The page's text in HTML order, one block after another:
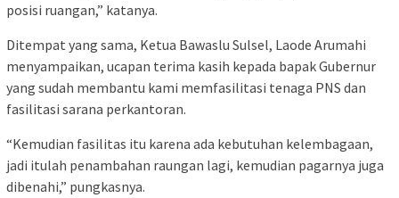
posisi ruangan,” katanya.
Ditempat yang sama, Ketua Bawaslu Sulsel, Laode Arumahi
menyampaikan, ucapan terima kasih kepada bapak Gubernur
yang sudah membantu kami memfasilitasi tenaga PNS dan
fasilitasi sarana perkantoran.
“Kemudian fasilitas itu karena ada kebutuhan kelembagaan,
jadi itulah penambahan raungan lagi, kemudian pagarnya juga
dibenahi,” pungkasnya.